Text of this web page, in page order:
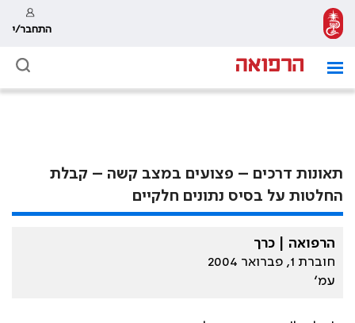
התחבר/י
תאונות דרכים – פצועים במצב קשה – קבלת
החלטות על בסיס נתונים חלקיים
הרפואה | כרך
חוברת 1, פברואר 2004
עמ׳